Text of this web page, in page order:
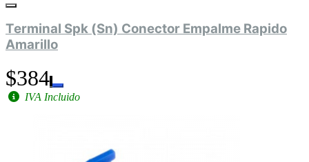
Terminal Spk (Sn) Conector Empalme Rapido
Amarillo
$384
IVA Incluido